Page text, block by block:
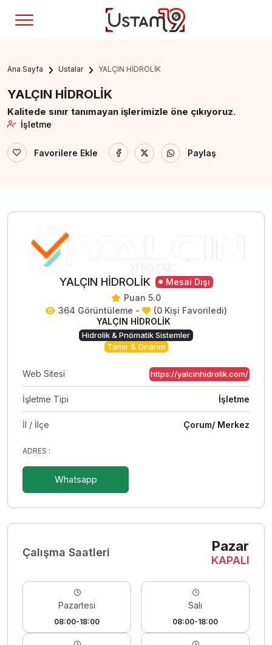
Ana Sayfa Ustalar YALÇIN HİDROLİK
YALÇIN HİDROLİK
Kalitede sınır tanımayan işlerimizle öne çıkıyoruz.
İşletme
Favorilere Ekle Paylaş
YALÇIN HİDROLİK
Mesai Dışı
Puan 5.0
364 Görüntüleme -
(0 Kişi Favoriledi)
YALÇIN HİDROLİK
Hidrolik & Pnömatik Sistemler
Tamir & Onarım
Web Sitesi https://yalcinhidrolik.com/
İşletme Tipi İşletme
İl / İlçe Çorum/ Merkez
ADRES :
Whatsapp
Çalışma Saatleri Pazar
KAPALI
Pazartesi
08:00-18:00
Salı
08:00-18:00